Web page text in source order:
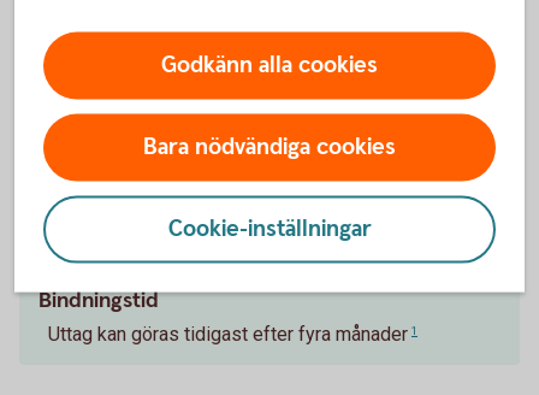
Skogskonto
Aktuell ränta Skogskonto
1,60 %
Minsta insättning
Bindningstid
Uttag kan göras tidigast efter fyra månader 1
Godkänn alla cookies
Bara nödvändiga cookies
Cookie-inställningar